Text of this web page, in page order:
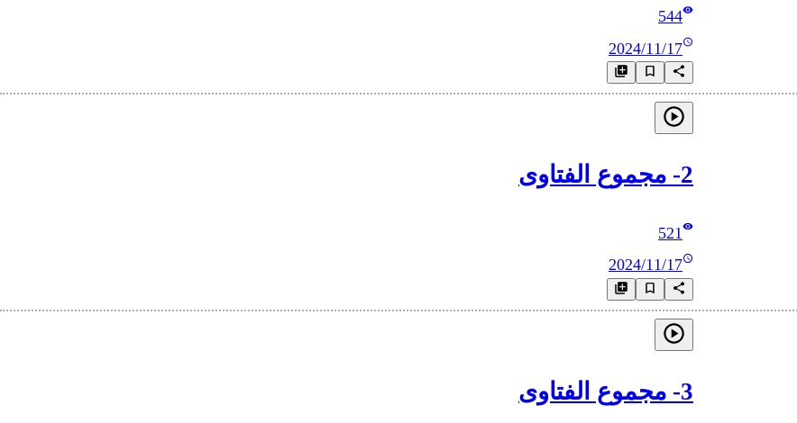
544
2024/11/17
2- مجموع الفتاوى
521
2024/11/17
3- مجموع الفتاوى